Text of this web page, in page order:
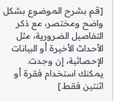
[قم بشرح الموضوع بشكل
واضح ومختصر، مع ذكر
التفاصيل الضرورية، مثل
الأحداث الأخيرة أو البيانات
الإحصائية، إن وجدت.
يمكنك استخدام فقرة أو
اثنتين فقط.]